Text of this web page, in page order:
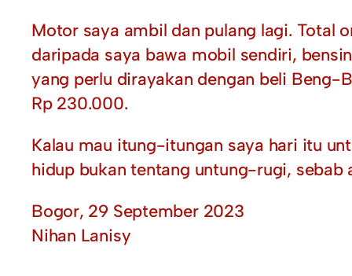
Motor saya ambil dan pulang lagi. Total
daripada saya bawa mobil sendiri,
yang perlu dirayakan dengan beli Beng-
Rp 230.000.
Kalau mau itung-itungan saya hari itu
hidup bukan tentang untung-rugi,
Bogor, 29 September 2023
Nihan Lanisy